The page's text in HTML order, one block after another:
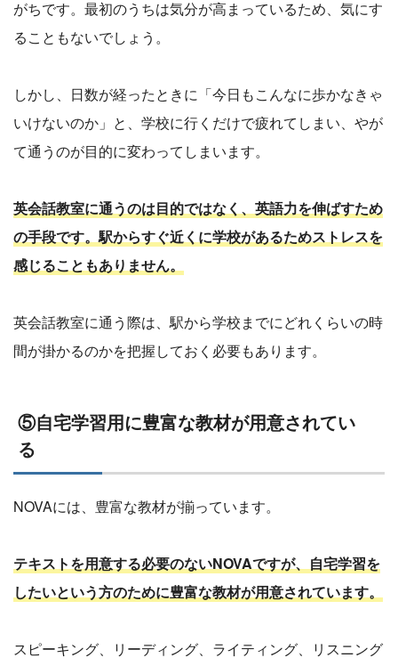
がちです。最初のうちは気分が高まっているため、気にす
ることもないでしょう。
しかし、日数が経ったときに「今日もこんなに歩かなきゃ
いけないのか」と、学校に行くだけで疲れてしまい、やが
て通うのが目的に変わってしまいます。
英会話教室に通うのは目的ではなく、英語力を伸ばすため
の手段です。駅からすぐ近くに学校があるためストレスを
感じることもありません。
英会話教室に通う際は、駅から学校までにどれくらいの時
間が掛かるのかを把握しておく必要もあります。
⑤自宅学習用に豊富な教材が用意されてい
る
NOVAには、豊富な教材が揃っています。
テキストを用意する必要のないNOVAですが、自宅学習を
したいという方のために豊富な教材が用意されています。
スピーキング、リーディング、ライティング、リスニング